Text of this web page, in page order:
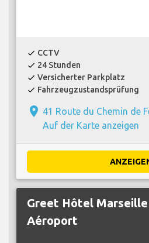
check CCTV
check 24 Stunden
check Versicherter Parkplatz
check Fahrzeugzustandsprüfung
place 41 Route du Chemin de
Auf der Karte anzeigen
Greet Hôtel
Aéroport